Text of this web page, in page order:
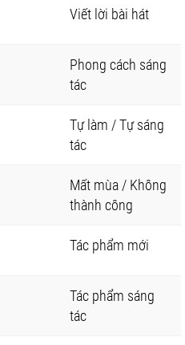
Viết lời bài hát
Phong cách sáng
tác
Tự làm / Tự sáng
tác
Mất mùa / Không
thành công
Tác phẩm mới
Tác phẩm sáng
tác